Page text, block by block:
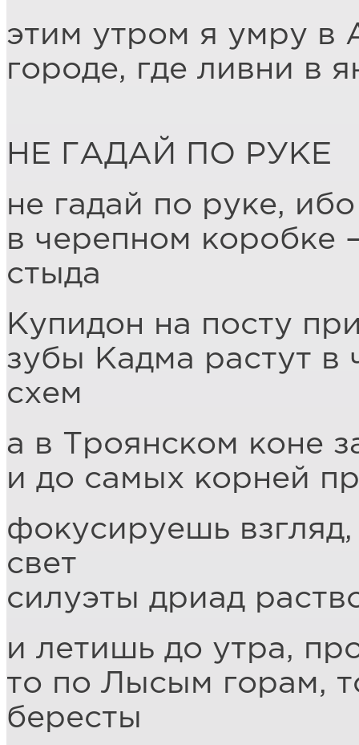
этим утром я умру в
городе, где ливни в
НЕ ГАДАЙ ПО РУКЕ
не гадай по руке,
в черепном коробке
стыда
Купидон на посту
зубы Кадма растут в
схем
а в Троянском коне
и до самых корней
фокусируешь
свет
силуэты дриад
и летишь до утра,
то по Лысым горам,
бересты